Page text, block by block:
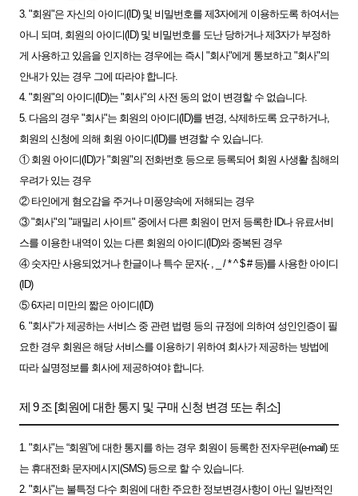
3. "회원"은 자신의 아이디(ID) 및 비밀번호를 제3자에게 이용하도록 하여서는
아니 되며, 회원의 아이디(ID) 및 비밀번호를 도난 당하거나 제3자가 부정하
게 사용하고 있음을 인지하는 경우에는 즉시 "회사"에게 통보하고 "회사"의
안내가 있는 경우 그에 따라야 합니다.
4. "회원"의 아이디(ID)는 "회사"의 사전 동의 없이 변경할 수 없습니다.
5. 다음의 경우 "회사"는 회원의 아이디(ID)를 변경, 삭제하도록 요구하거나,
회원의 신청에 의해 회원 아이디(ID)를 변경할 수 있습니다.
① 회원 아이디(ID)가 "회원"의 전화번호 등으로 등록되어 회원 사생활 침해의
우려가 있는 경우
② 타인에게 혐오감을 주거나 미풍양속에 저해되는 경우
③ "회사"의 "패밀리 사이트" 중에서 다른 회원이 먼저 등록한 ID나 유료서비
스를 이용한 내역이 있는 다른 회원의 아이디(ID)와 중복된 경우
④ 숫자만 사용되었거나 한글이나 특수 문자(- , _ / * ^ $ # 등)를 사용한 아이디
(ID)
⑤ 6자리 미만의 짧은 아이디(ID)
6. "회사"가 제공하는 서비스 중 관련 법령 등의 규정에 의하여 성인인증이 필
요한 경우 회원은 해당 서비스를 이용하기 위하여 회사가 제공하는 방법에
따라 실명정보를 회사에 제공하여야 합니다.
제 9 조 [회원에 대한 통지 및 구매 신청 변경 또는 취소]
1. "회사"는 “회원”에 대한 통지를 하는 경우 회원이 등록한 전자우편(e-mail) 또
는 휴대전화 문자메시지(SMS) 등으로 할 수 있습니다.
2. "회사"는 불특정 다수 회원에 대한 주요한 정보변경사항이 아닌 일반적인